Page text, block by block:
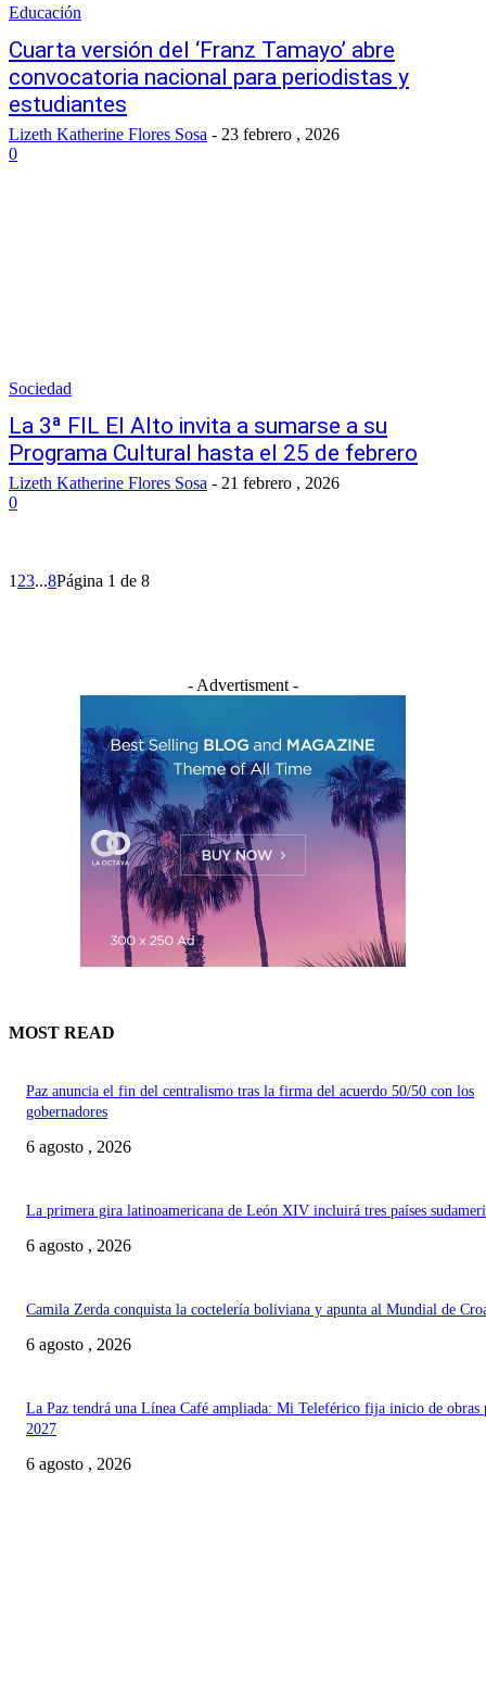
Educación
Cuarta versión del ‘Franz Tamayo’ abre
convocatoria nacional para periodistas y
estudiantes
Lizeth Katherine Flores Sosa - 23 febrero , 2026
0
Sociedad
La 3ª FIL El Alto invita a sumarse a su
Programa Cultural hasta el 25 de febrero
Lizeth Katherine Flores Sosa - 21 febrero , 2026
0
1 23...8Página 1 de 8
- Advertisment -
MOST READ
Paz anuncia el fin del centralismo tras la firma del acuerdo 50/50 con los
gobernadores
6 agosto , 2026
La primera gira latinoamericana de León XIV incluirá tres países
6 agosto , 2026
Camila Zerda conquista la coctelería boliviana y apunta al Mundial de
6 agosto , 2026
La Paz tendrá una Línea Café ampliada: Mi Teleférico fija inicio de obras
2027
6 agosto , 2026